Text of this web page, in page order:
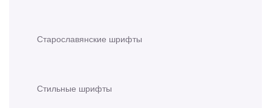
Старославянские шрифты
Стильные шрифты